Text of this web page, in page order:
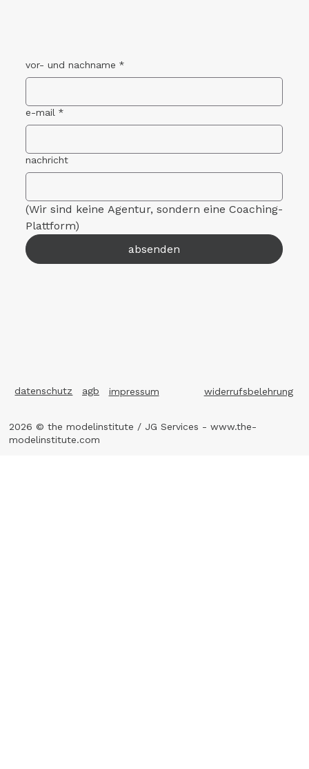
vor- und nachname *
e-mail *
nachricht
(Wir sind keine Agentur, sondern eine Coaching-
Plattform)
absenden
agb
datenschutz impressum widerrufsbelehrung
2026 © the modelinstitute / JG Services -www.the-
modelinstitute.com